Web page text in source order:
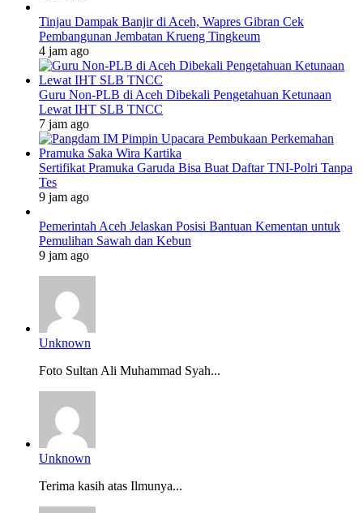
Tinjau Dampak Banjir di Aceh, Wapres Gibran Cek
Pembangunan Jembatan Krueng Tingkeum
4 jam ago
Guru Non-PLB di Aceh Dibekali Pengetahuan Ketunaan
Lewat IHT SLB TNCC
7 jam ago
Sertifikat Pramuka Garuda Bisa Buat Daftar TNI-Polri Tanpa
Tes
9 jam ago
Pemerintah Aceh Jelaskan Posisi Bantuan Kementan untuk
Pemulihan Sawah dan Kebun
9 jam ago
Unknown
Foto Sultan Ali Muhammad Syah...
Unknown
Terima kasih atas Ilmunya...